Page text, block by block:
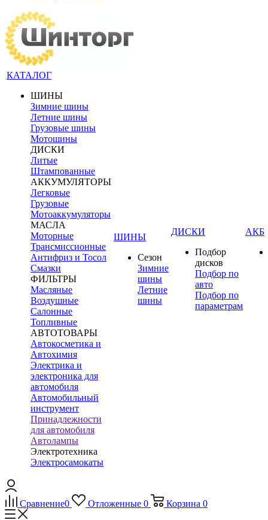
КАТАЛОГ
ШИНЫ
Зимние шины
Летние шины
Грузовые шины
Мотошины
ДИСКИ
Литые
Штампованные
АККУМУЛЯТОРЫ
Легковые
Грузовые
Мотоаккумуляторы
МАСЛА
Моторные
Трансмиссионные
Антифриз и Тосол
Смазки
ФИЛЬТРЫ
Масляные
Воздушные
Салонные
Топливные
АВТОТОВАРЫ
Автокосметика и
Автохимия
Электрика и
электроника для
автомобиля
Автомобильный
инструмент
Принадлежности
для автомобиля
Автолампы
Электротехника
Электросамокаты
ШИНЫ
Сезон
Зимние
шины
Летние
шины
ДИСКИ
Подбор
дисков
Подбор по
авто
Подбор по
параметрам
АКБ
Сравнение0 Отложенные 0 Корзина 0